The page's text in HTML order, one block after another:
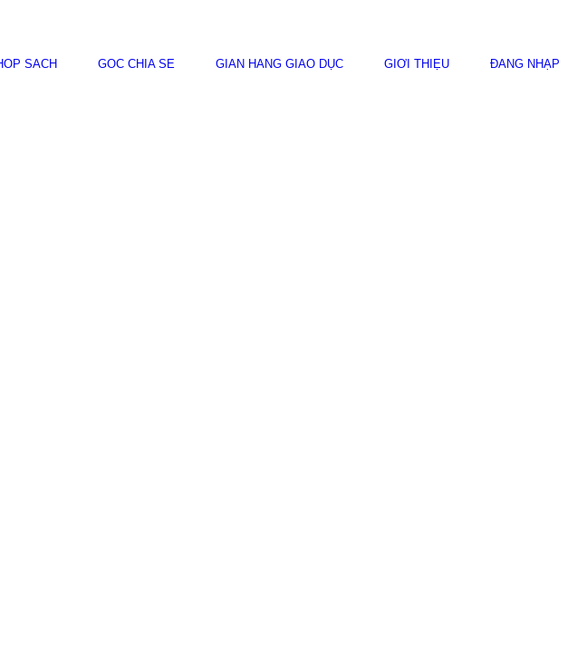
SÁCH GÓC CHIA SẺ GIAN HÀNG GIÁO DỤC GIỚI THIỆU ĐĂNG NHẬP